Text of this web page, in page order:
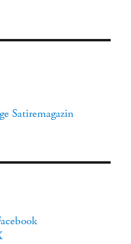
Satiremagazin